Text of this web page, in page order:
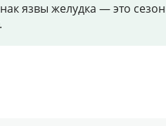
язвы желудка — это
.